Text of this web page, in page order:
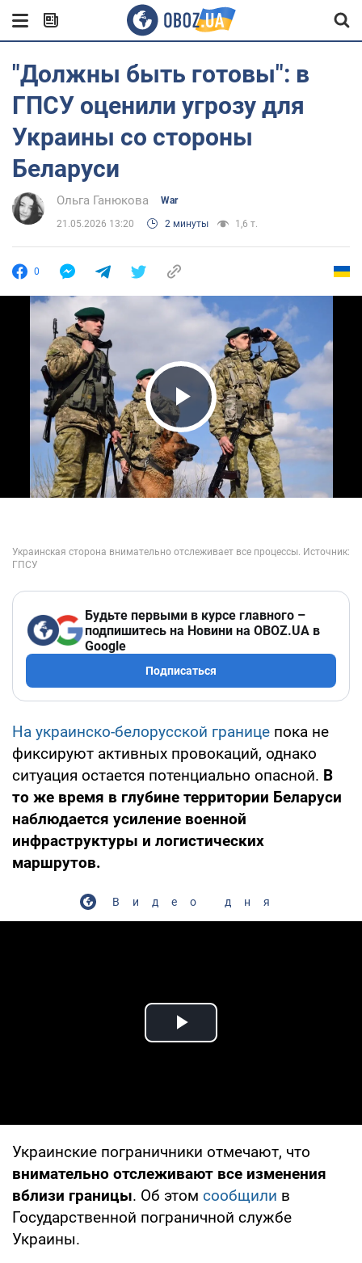
"Должны быть готовы": в
ГПСУ оценили угрозу для
Украины со стороны
Беларуси
Ольга Ганюкова War
21.05.2026 13:20 2 минуты 1,6 т.
0
Play Video
Будьте первыми в курсе главного –
подпишитесь на Новини на OBOZ.UA в
Google
Подписаться
На украинско-белорусской границе пока не
фиксируют активных провокаций, однако
ситуация остается потенциально опасной. В
то же время в глубине территории Беларуси
наблюдается усиление военной
инфраструктуры и логистических
маршрутов.
Видео дня
Play Video
Украинские пограничники отмечают, что
внимательно отслеживают все изменения
вблизи границы. Об этом сообщили в
Государственной пограничной службе
Украины.